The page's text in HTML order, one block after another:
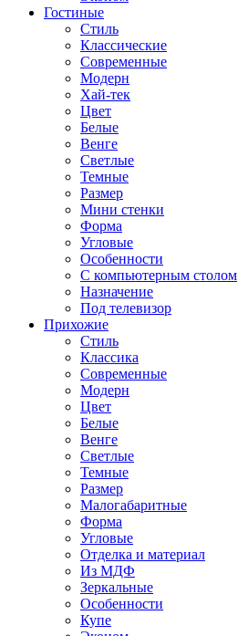
Гостиные
Стиль
Классические
Современные
Модерн
Хай-тек
Цвет
Белые
Венге
Светлые
Темные
Размер
Мини стенки
Форма
Угловые
Особенности
С компьютерным столом
Назначение
Под телевизор
Прихожие
Стиль
Классика
Современные
Модерн
Цвет
Белые
Венге
Светлые
Темные
Размер
Малогабаритные
Форма
Угловые
Отделка и материал
Из МДФ
Зеркальные
Особенности
Купе